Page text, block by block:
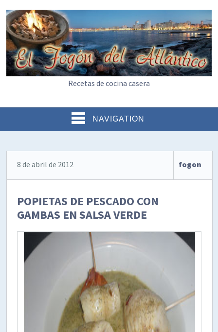
Recetas de cocina casera
NAVIGATION
8 de abril de 2012 fogon
POPIETAS DE PESCADO CON
GAMBAS EN SALSA VERDE